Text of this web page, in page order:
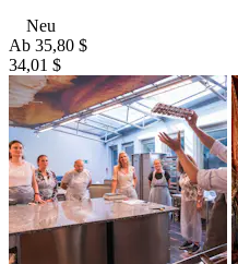
Neu
Ab 35,80 $
34,01 $